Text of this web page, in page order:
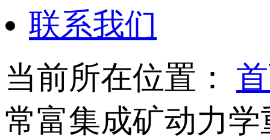
联系我们
当前所在位置：
常富集成矿动力